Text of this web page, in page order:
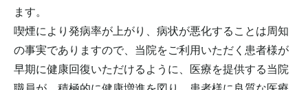
ます。
喫煙により発病率が上がり、病状が悪化することは周知
の事実でありますので、当院をご利用いただく患者様が
早期に健康回復いただけるように、医療を提供する当院